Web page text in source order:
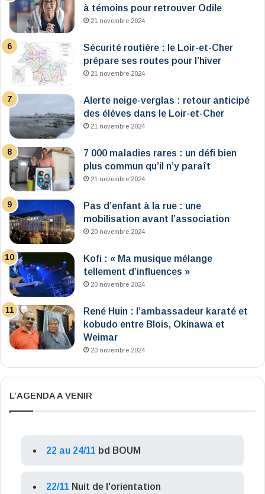
à témoins pour retrouver Odile
21 novembre 2024
Sécurité routière : le Loir-et-Cher
prépare ses routes pour l’hiver
21 novembre 2024
Alerte neige-verglas : retour anticipé
des élèves dans le Loir-et-Cher
21 novembre 2024
7 000 maladies rares : un défi bien
plus commun qu’il n’y paraît
21 novembre 2024
Pas d’enfant à la rue : une
mobilisation avant l’association
20 novembre 2024
Kofi : « Ma musique mélange
tellement d’influences »
20 novembre 2024
René Huin : l’ambassadeur karaté et
kobudo entre Blois, Okinawa et
Weimar
20 novembre 2024
L’AGENDA A VENIR
22 au 24/11 bd BOUM
22/11 Nuit de l'orientation